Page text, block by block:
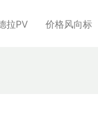
拉PV 价格风向标